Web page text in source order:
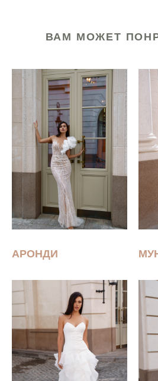
ВАМ МОЖЕТ
АРОНДИ